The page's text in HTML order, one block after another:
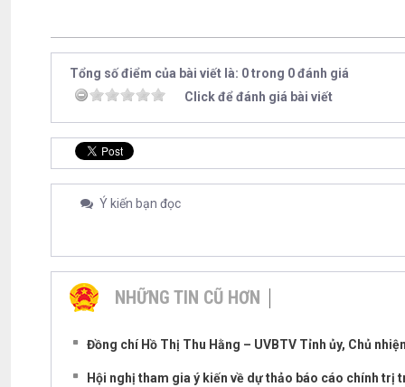
Tổng số điểm của bài viết là: 0 trong 0 đánh giá
Click để đánh giá bài viết
Ý kiến bạn đọc
NHỮNG TIN CŨ HƠN
Đồng chí Hồ Thị Thu Hằng – UVBTV Tỉnh ủy, Chủ
Hội nghị tham gia ý kiến về dự thảo báo cáo chính trị